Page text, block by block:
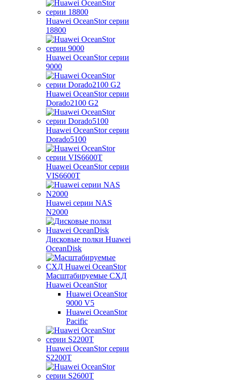
Huawei OceanStor серии
18800
Huawei OceanStor серии
9000
Huawei OceanStor серии
Dorado2100 G2
Huawei OceanStor серии
Dorado5100
Huawei OceanStor серии
VIS6600T
Huawei серии NAS
N2000
Дисковые полки Huawei
OceanDisk
Масштабируемые СХД
Huawei OceanStor
Huawei OceanStor
9000 V5
Huawei OceanStor
Pacific
Huawei OceanStor серии
S2200T